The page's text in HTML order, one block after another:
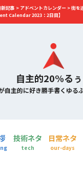
自主的20%る
自主的に好き勝手書くゆる
新記事 > アドベントカレンダー >街を
Calendar 2023：2日目】
技術ネタ
tech
日常ネタ
our-days